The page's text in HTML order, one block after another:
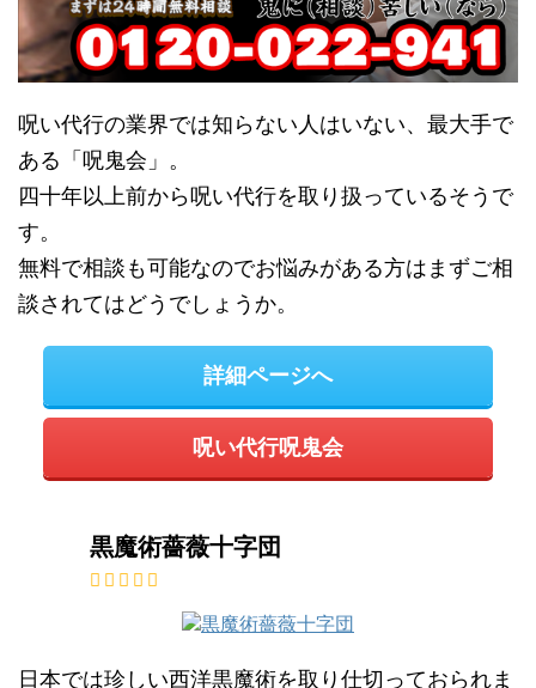
呪い代行の業界では知らない人はいない、最大手で
ある「呪鬼会」。
四十年以上前から呪い代行を取り扱っているそうで
す。
無料で相談も可能なのでお悩みがある方はまずご相
談されてはどうでしょうか。
詳細ページへ
呪い代行呪鬼会
黒魔術薔薇十字団
日本では珍しい西洋黒魔術を取り仕切っておられま